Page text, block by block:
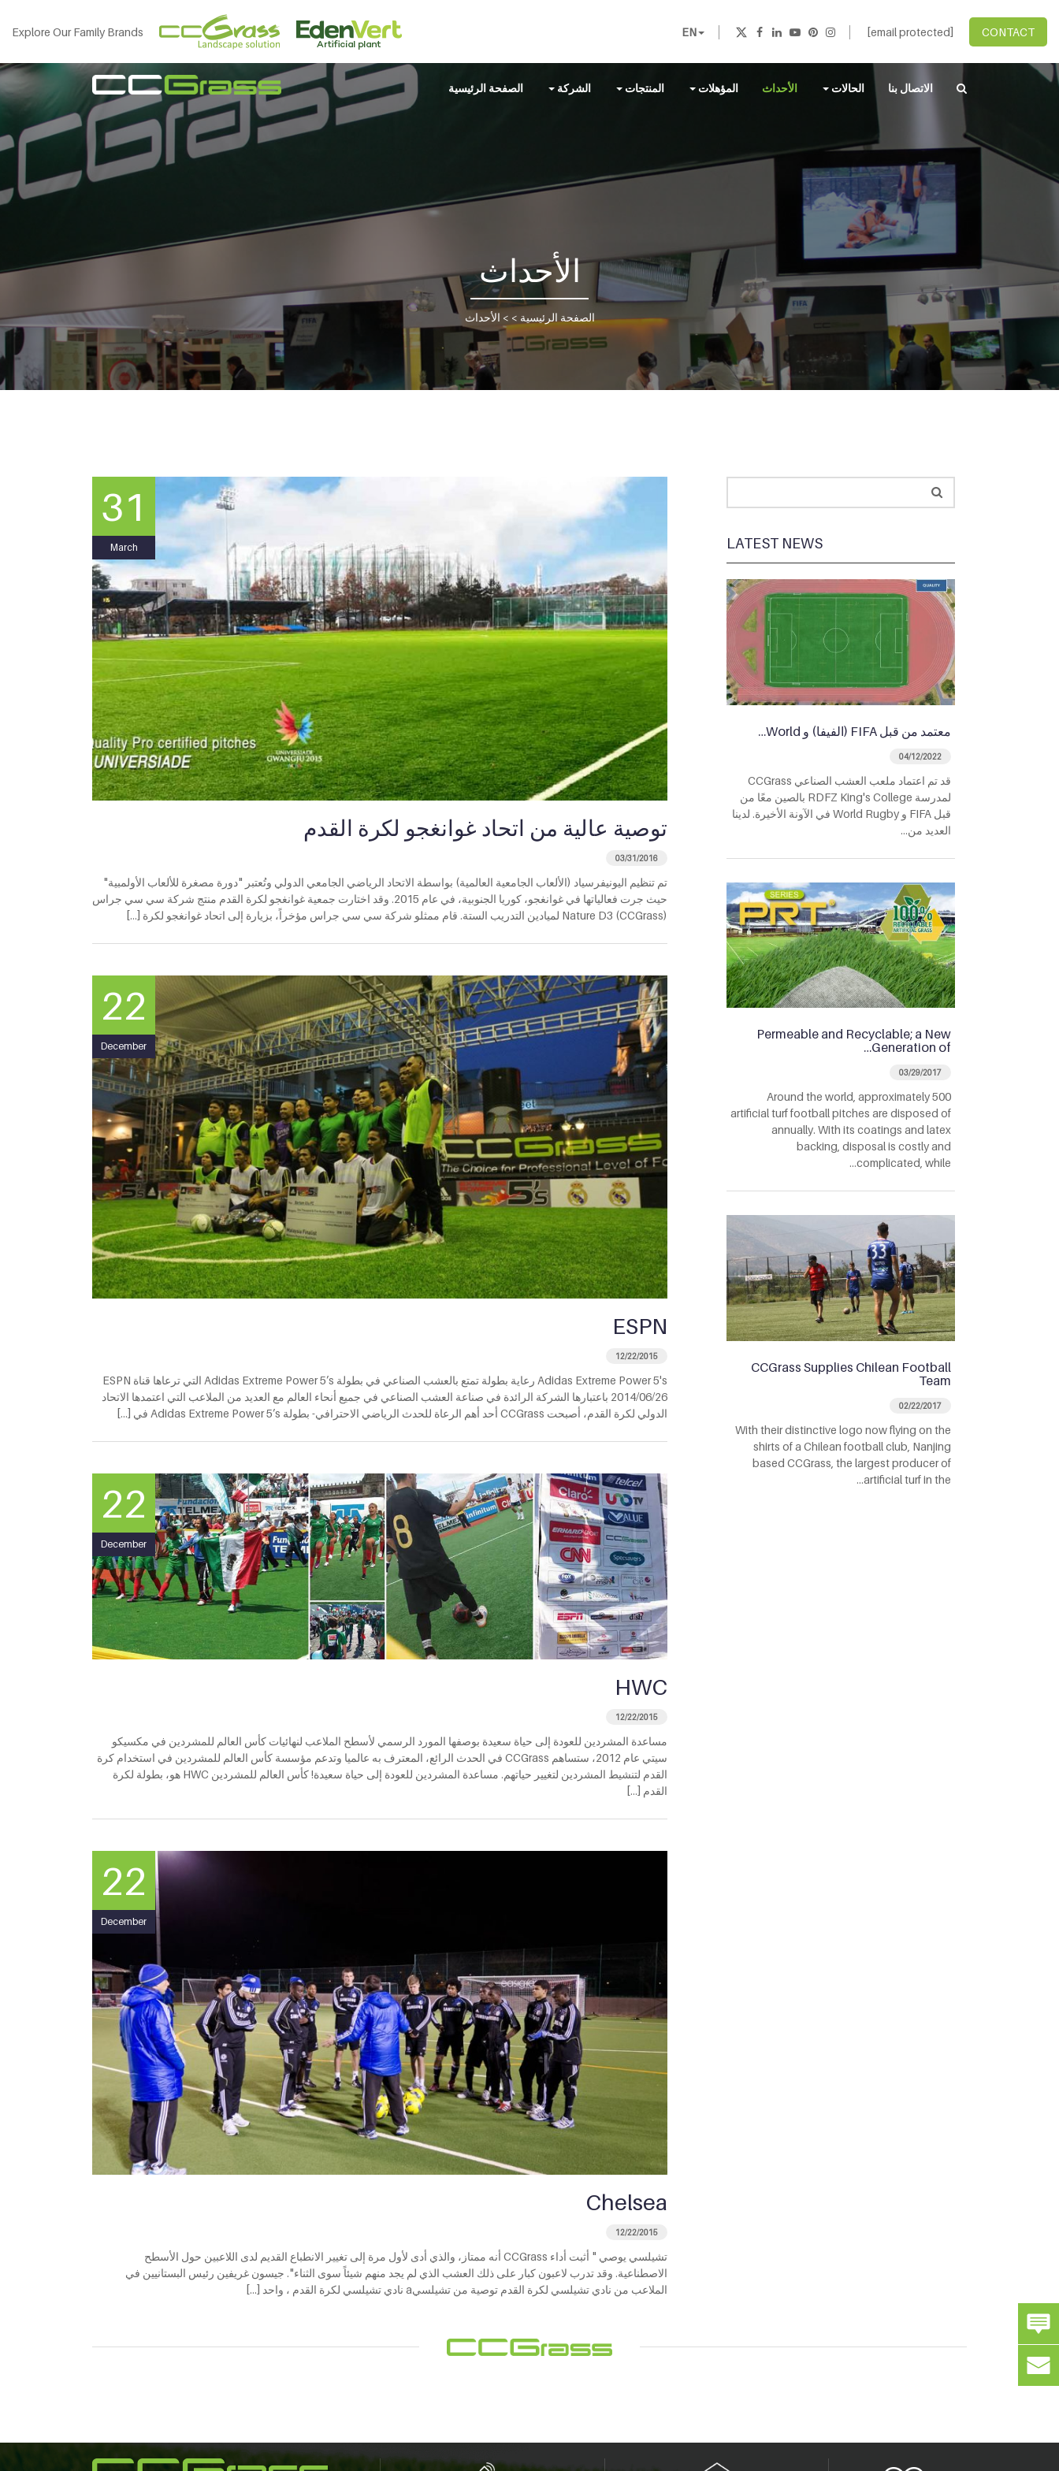
Explore Our Family Brands EN [email protected] CONTACT
الصفحة الرئيسية الشركة المنتجات المؤهلات الأحداث الحالات الاتصال بنا
الأحداث
الصفحة الرئيسية > > الأحداث
LATEST NEWS
معتمد من قبل FIFA (الفيفا) و World…
04/12/2022
قد تم اعتماد ملعب العشب الصناعي CCGrass
لمدرسة RDFZ King's College بالصين معًا من
قبل FIFA و World Rugby في الآونة الأخيرة. لدينا
العديد من…
Permeable and Recyclable; a New
Generation of…
03/29/2017
Around the world, approximately 500
artificial turf football pitches are disposed of
annually. With its coatings and latex
backing, disposal is costly and
complicated, while…
CCGrass Supplies Chilean Football
Team
02/22/2017
With their distinctive logo now flying on the
shirts of a Chilean football club, Nanjing
based CCGrass, the largest producer of
artificial turf in the…
31
March
توصية عالية من اتحاد غوانغجو لكرة القدم
03/31/2016
تم تنظيم اليونيفرسياد (الألعاب الجامعية العالمية) بواسطة الاتحاد الرياضي الجامعي الدولي وتُعتبر "دورة مصغرة للألعاب الأولمبية"
حيث جرت فعالياتها في غوانغجو، كوريا الجنوبية، في عام 2015. وقد اختارت جمعية غوانغجو لكرة القدم منتج شركة سي سي جراس
(CCGrass) Nature D3 لميادين التدريب الستة. قام ممثلو شركة سي سي جراس مؤخراً، بزيارة إلى اتحاد غوانغجو لكرة [...]
22
December
ESPN
12/22/2015
Adidas Extreme Power 5's رعاية بطولة تمتع بالعشب الصناعي في بطولة Adidas Extreme Power 5’s التي ترعاها قناة ESPN
2014/06/26 باعتبارها الشركة الرائدة في صناعة العشب الصناعي في جميع أنحاء العالم مع العديد من الملاعب التي اعتمدها الاتحاد
الدولي لكرة القدم، أصبحت CCGrass أحد أهم الرعاة للحدث الرياضي الاحترافي- بطولة Adidas Extreme Power 5’s في [...]
22
December
HWC
12/22/2015
مساعدة المشردين للعودة إلى حياة سعيدة بوصفها المورد الرسمي لأسطح الملاعب لنهائيات كأس العالم للمشردين في مكسيكو
سيتي عام 2012، ستساهم CCGrass في الحدث الرائع، المعترف به عالميا وتدعم مؤسسة كأس العالم للمشردين في استخدام كرة
القدم لتنشيط المشردين لتغيير حياتهم. مساعدة المشردين للعودة إلى حياة سعيدة! كأس العالم للمشردين HWC هو، بطولة لكرة
القدم [...]
22
December
Chelsea
12/22/2015
تشيلسي يوصي " أثبت أداء CCGrass أنه ممتاز، والذي أدى لأول مرة إلى تغيير الانطباع القديم لدى اللاعبين حول الأسطح
الاصطناعية. وقد تدرب لاعبون كبار على ذلك العشب الذي لم يجد منهم شيئاً سوى الثناء". جيسون غريفين رئيس البستانيين في
الملاعب من نادي تشيلسي لكرة القدم توصية من تشيلسيa نادي تشيلسي لكرة القدم ، واحد [...]